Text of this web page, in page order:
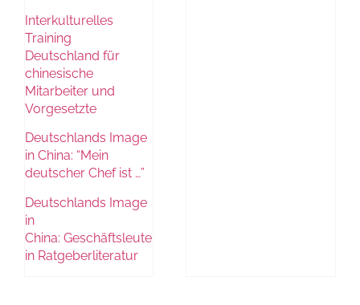
Interkulturelles
Training
Deutschland für
chinesische
Mitarbeiter und
Vorgesetzte
Deutschlands Image
in China: “Mein
deutscher Chef ist …”
Deutschlands Image
in
China: Geschäftsleute
in Ratgeberliteratur